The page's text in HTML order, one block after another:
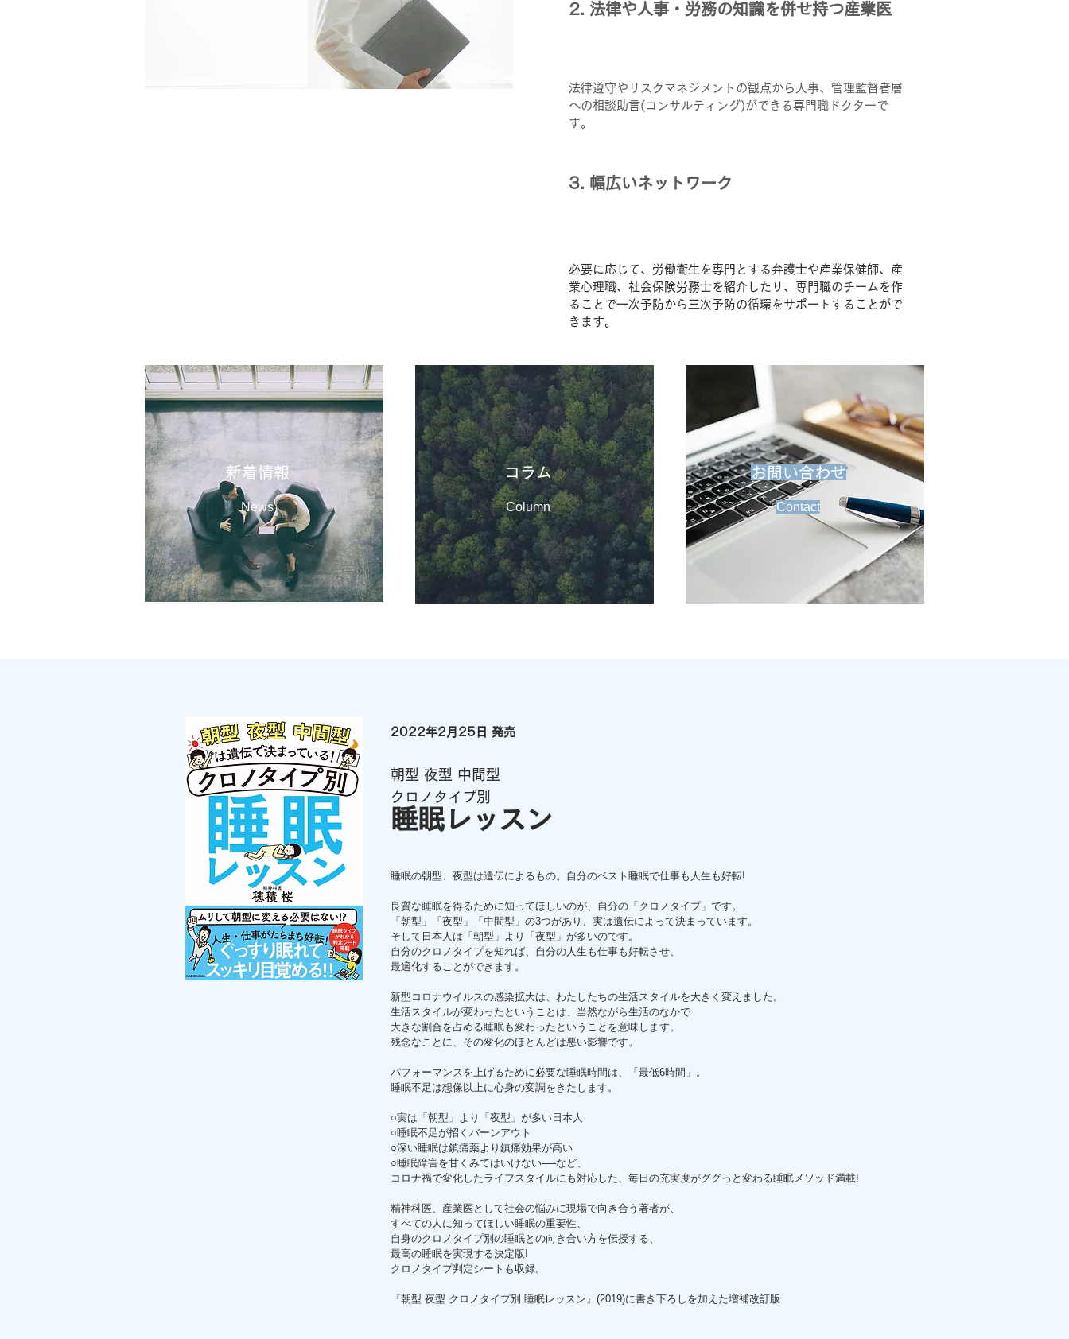
2. 法律や人事・労務の知識を併せ持つ産業医
法律遵守やリスクマネジメントの観点から人事、管理監督者層
への相談助言(コンサルティング)ができる専門職ドクターで
す。
3. 幅広いネットワーク
必要に応じて、労働衛生を専門とする弁護士や産業保健師、産
業心理職、社会保険労務士を紹介したり、専門職のチームを作
ることで一次予防から三次予防の循環をサポートすることがで
きます。
新着情報
News
コラム
Column
お問い合わせ
Contact
2022年2月25日 発売
朝型 夜型 中間型
クロノタイプ別
睡眠レッスン
睡眠の朝型、夜型は遺伝によるもの。自分のベスト睡眠で仕事も人生も好転!
良質な睡眠を得るために知ってほしいのが、自分の「クロノタイプ」です。
「朝型」「夜型」「中間型」の3つがあり、実は遺伝によって決まっています。
そして日本人は「朝型」より「夜型」が多いのです。
自分のクロノタイプを知れば、自分の人生も仕事も好転させ、
最適化することができます。
新型コロナウイルスの感染拡大は、わたしたちの生活スタイルを大きく変えました。
生活スタイルが変わったということは、当然ながら生活のなかで
大きな割合を占める睡眠も変わったということを意味します。
残念なことに、その変化のほとんどは悪い影響です。
パフォーマンスを上げるために必要な睡眠時間は、「最低6時間」。
睡眠不足は想像以上に心身の変調をきたします。
○実は「朝型」より「夜型」が多い日本人
○睡眠不足が招くバーンアウト
○深い睡眠は鎮痛薬より鎮痛効果が高い
○睡眠障害を甘くみてはいけない──など、
コロナ禍で変化したライフスタイルにも対応した、毎日の充実度がググっと変わる睡眠メソッド満載!
精神科医、産業医として社会の悩みに現場で向き合う著者が、
すべての人に知ってほしい睡眠の重要性、
自身のクロノタイプ別の睡眠との向き合い方を伝授する、
最高の睡眠を実現する決定版!
クロノタイプ判定シートも収録。
『朝型 夜型 クロノタイプ別 睡眠レッスン』(2019)に書き下ろしを加えた増補改訂版